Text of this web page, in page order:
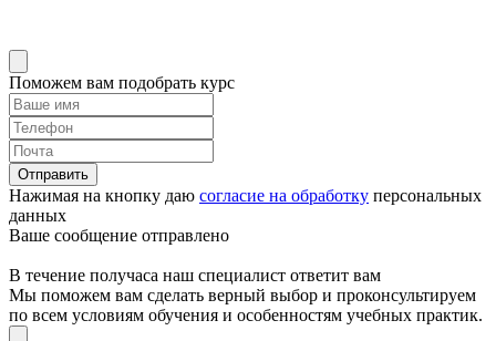
Поможем вам подобрать курс
Отправить
Нажимая на кнопку даю согласие на обработку персональных
данных
Ваше сообщение отправлено
В течение получаса наш специалист ответит вам
Мы поможем вам сделать верный выбор и проконсультируем
по всем условиям обучения и особенностям учебных практик.